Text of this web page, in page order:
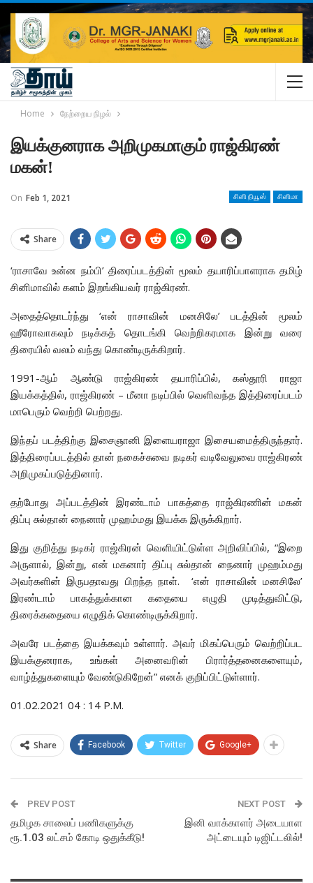
Home நேற்றைய நிழல்
இயக்குனராக அறிமுகமாகும் ராஜ்கிரண்
மகன்!
சினி நியூஸ் சினிமா
On Feb 1, 2021
Share
‘ராசாவே உன்ன நம்பி’ திரைப்படத்தின் மூலம் தயாரிப்பாளராக தமிழ்
சினிமாவில் களம் இறங்கியவர் ராஜ்கிரண்.
அதைத்தொடர்ந்து ‘என் ராசாவின் மனசிலே’ படத்தின் மூலம்
ஹீரோவாகவும் நடிக்கத் தொடங்கி வெற்றிகரமாக இன்று வரை
திரையில் வலம் வந்து கொண்டிருக்கிறார்.
1991-ஆம் ஆண்டு ராஜ்கிரண் தயாரிப்பில், கஸ்தூரி ராஜா
இயக்கத்தில், ராஜ்கிரண் – மீனா நடிப்பில் வெளிவந்த இத்திரைப்படம்
மாபெரும் வெற்றி பெற்றது.
இந்தப் படத்திற்கு இசைஞானி இளையராஜா இசையமைத்திருந்தார்.
இத்திரைப்படத்தில் தான் நகைச்சுவை நடிகர் வடிவேலுவை ராஜ்கிரண்
அறிமுகப்படுத்தினார்.
தற்போது அப்படத்தின் இரண்டாம் பாகத்தை ராஜ்கிரணின் மகன்
திப்பு சுல்தான் நைனார் முஹம்மது இயக்க இருக்கிறார்.
இது குறித்து நடிகர் ராஜ்கிரன் வெளியிட்டுள்ள அறிவிப்பில், “இறை
அருளால், இன்று, என் மகனார் திப்பு சுல்தான் நைனார் முஹம்மது
அவர்களின் இருபதாவது பிறந்த நாள். ‘என் ராசாவின் மனசிலே’
இரண்டாம் பாகத்துக்கான கதையை எழுதி முடித்துவிட்டு,
திரைக்கதையை எழுதிக் கொண்டிருக்கிறார்.
அவரே படத்தை இயக்கவும் உள்ளார். அவர் மிகப்பெரும் வெற்றிப்பட
இயக்குனராக, உங்கள் அனைவரின் பிரார்த்தனைகளையும்,
வாழ்த்துகளையும் வேண்டுகிறேன்” எனக் குறிப்பிட்டுள்ளார்.
01.02.2021 04 : 14 P.M.
Share Facebook Twitter Google+
PREV POST
தமிழக சாலைப் பணிகளுக்கு
ரூ.1.03 லட்சம் கோடி ஒதுக்கீடு!
NEXT POST
இனி வாக்காளர் அடையாள
அட்டையும் டிஜிட்டலில்!